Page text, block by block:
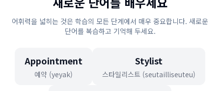
어휘력을 넓히는 것은 학습의 모든 단계에서 매우 중요합니다. 새로운
단어를 복습하고 기억해 두세요.
Appointment
예약 (yeyak)
Stylist
스타일리스트 (seutailliseuteu)